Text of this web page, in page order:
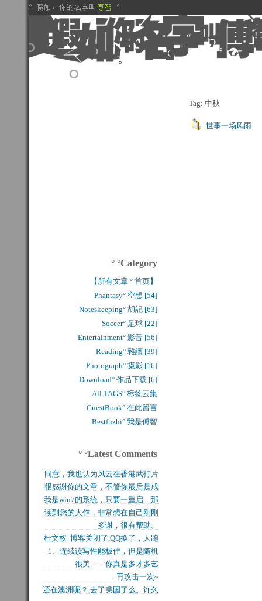
Tag: 中秋
世事一场风雨
° °Category
【所有文章 ° 首页】
Phantasy° 空想 [54]
Noteskeeping° 胡記 [63]
Soccer° 足球 [22]
Entertainment° 影音 [56]
Reading° 雜讀 [39]
Photograph° 摄影 [16]
Download° 作品下载 [6]
All TAGS° 标签云集
GuestBook° 在此留言
Bestfuzhi° 我是傅智
° °Latest Comments
同意，我也认为风云在香港武打片
历史上是绝无仅有的，...
很感谢你的文章，不管你最后是成
功还是失败，能让后来...
我是win7的系统，只要一重启，那
块MFT盘就无法...
读到您的大作，非常想在自己刚刚
买的固态硬盘上试试，...
多谢，很有帮助。
杜文权 博客关闭了,QQ换了，人跑
了 新的QQ...
1、连续读写性能极佳，但是随机
写入性能极差（这对于...
很美……你真是多才多艺
再攻击一次~
还在澳洲呢？ 去了美国了么。许久